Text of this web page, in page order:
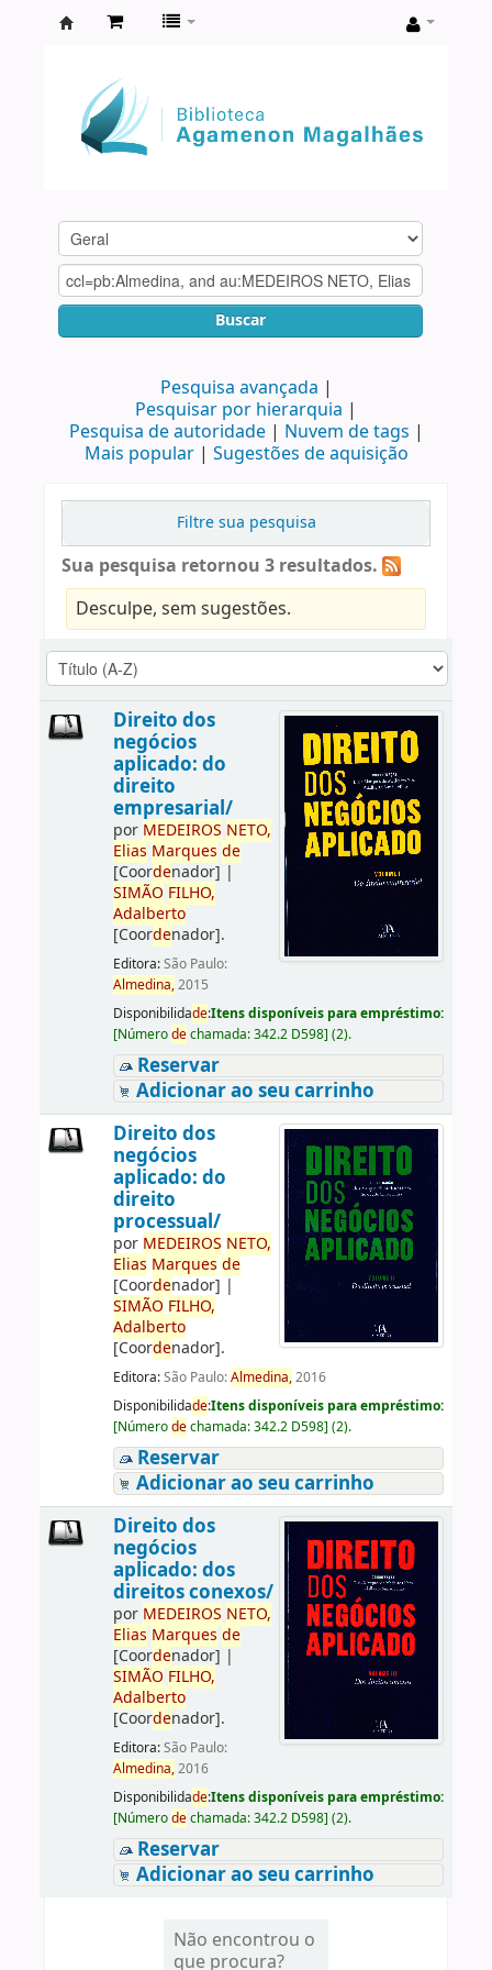
Agamenon
Magalhães
Buscar
Pesquisa avançada
Pesquisar por hierarquia
Pesquisa de autoridade
Nuvem de tags
Mais popular
Sugestões de aquisição
Filtre sua pesquisa
Sua pesquisa retornou 3 resultados.
Desculpe, sem sugestões.
Direito dos
negócios
aplicado: do
direito
empresarial/
por MEDEIROS NETO,
Elias Marques de
[Coordenador] |
SIMÃO FILHO,
Adalberto
[Coordenador].
Editora:São Paulo:
Almedina,2015
Disponibilidade:Itens disponíveis para empréstimo:
[Númerodechamada:342.2 D598] (2).
Reservar
Adicionar ao seu carrinho
Direito dos
negócios
aplicado: do
direito
processual/
por MEDEIROS NETO,
Elias Marques de
[Coordenador] |
SIMÃO FILHO,
Adalberto
[Coordenador].
Editora:São Paulo:Almedina,2016
Disponibilidade:Itens disponíveis para empréstimo:
[Númerodechamada:342.2 D598] (2).
Reservar
Adicionar ao seu carrinho
Direito dos
negócios
aplicado: dos
direitos conexos/
por MEDEIROS NETO,
Elias Marques de
[Coordenador] |
SIMÃO FILHO,
Adalberto
[Coordenador].
Editora:São Paulo:
Almedina,2016
Disponibilidade:Itens disponíveis para empréstimo:
[Númerodechamada:342.2 D598] (2).
Reservar
Adicionar ao seu carrinho
Não encontrou o
que procura?